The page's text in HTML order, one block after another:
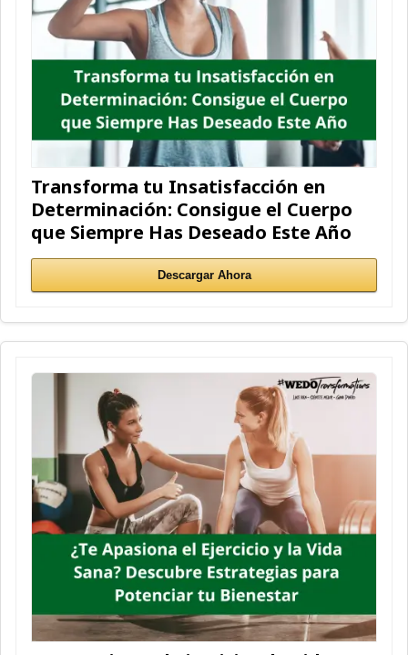
Transforma tu Insatisfacción en
Determinación: Consigue el Cuerpo
que Siempre Has Deseado Este Año
Descargar Ahora